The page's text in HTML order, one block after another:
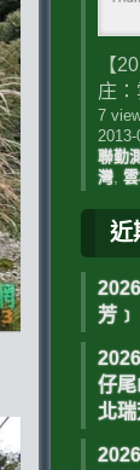
【
庄
7
2013-
聯勤
灣,
近
芳﹞
仔
北瑞